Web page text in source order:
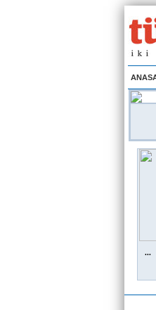
...